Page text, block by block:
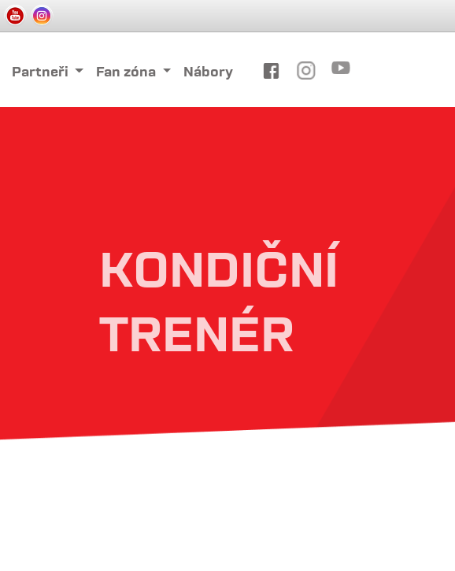
Partneři Fan zóna Nábory
KONDIČNÍ
TRENÉR